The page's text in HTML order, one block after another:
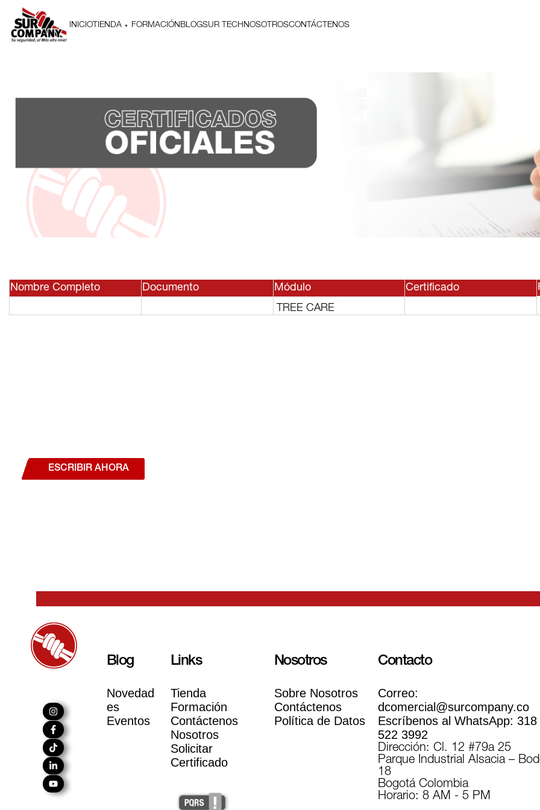
INICIO TIENDA FORMACIÓNBLOGSUR TECHNOSOTROSCONTÁCTENOS
Nombre Completo Documento
Módulo
TREE CARE
Certificado
ESCRIBIR AHORA
Blog
Novedad
es
Eventos
Links
Tienda
Formación
Contáctenos
Nosotros
Solicitar
Certificado
Nosotros
Sobre Nosotros
Contáctenos
Política de Datos
Contacto
Correo:
dcomercial@surcompany.co
Escríbenos al WhatsApp: 318
522 3992
Dirección: Cl. 12 #79a 25
Parque Industrial Alsacia –
18
Bogotá Colombia
Horario: 8 AM - 5 PM